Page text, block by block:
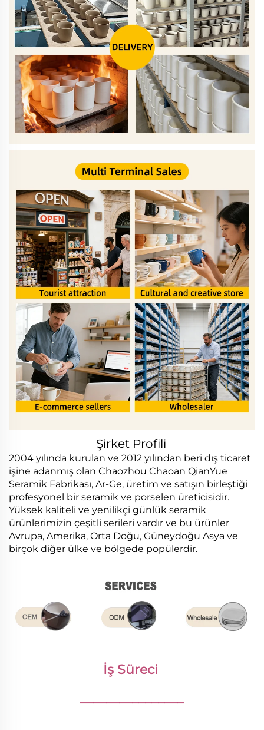
Şirket Profili
2004 yılında kurulan ve 2012 yılından beri dış ticaret
işine adanmış olan Chaozhou Chaoan QianYue
Seramik Fabrikası, Ar-Ge, üretim ve satışın birleştiği
profesyonel bir seramik ve porselen üreticisidir.
Yüksek kaliteli ve yenilikçi günlük seramik
ürünlerimizin çeşitli serileri vardır ve bu ürünler
Avrupa, Amerika, Orta Doğu, Güneydoğu Asya ve
birçok diğer ülke ve bölgede popülerdir.
İş Süreci
________________